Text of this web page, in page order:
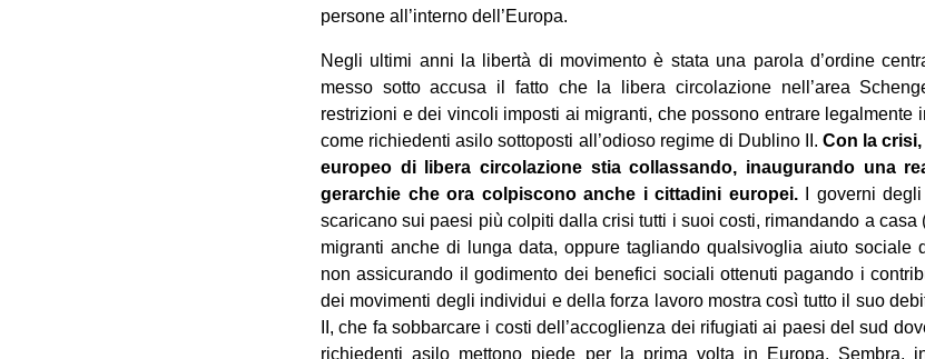
persone all’interno dell’Europa.
Negli ultimi anni la libertà di movimento è stata una parola d’ordine
messo sotto accusa il fatto che la libera circolazione nell’area
restrizioni e dei vincoli imposti ai migranti, che possono entrare legalmente
come richiedenti asilo sottoposti all’odioso regime di Dublino II.Con la
europeo di libera circolazione stia collassando, inaugurando una
gerarchie che ora colpiscono anche i cittadini europei.I governi degli
scaricano sui paesi più colpiti dalla crisi tutti i suoi costi, rimandando a
migranti anche di lunga data, oppure tagliando qualsivoglia aiuto sociale
non assicurando il godimento dei benefici sociali ottenuti pagando i
dei movimenti degli individui e della forza lavoro mostra così tutto il suo
II, che fa sobbarcare i costi dell’accoglienza dei rifugiati ai paesi del sud
richiedenti asilo mettono piede per la prima volta in Europa. Sembra,